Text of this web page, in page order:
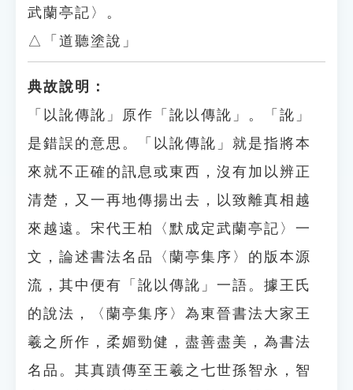
武蘭亭記〉。
△「道聽塗說」
典故說明：
「以訛傳訛」原作「訛以傳訛」。「訛」
是錯誤的意思。「以訛傳訛」就是指將本
來就不正確的訊息或東西，沒有加以辨正
清楚，又一再地傳揚出去，以致離真相越
來越遠。宋代王柏〈默成定武蘭亭記〉一
文，論述書法名品〈蘭亭集序〉的版本源
流，其中便有「訛以傳訛」一語。據王氏
的說法，〈蘭亭集序〉為東晉書法大家王
羲之所作，柔媚勁健，盡善盡美，為書法
名品。其真蹟傳至王羲之七世孫智永，智